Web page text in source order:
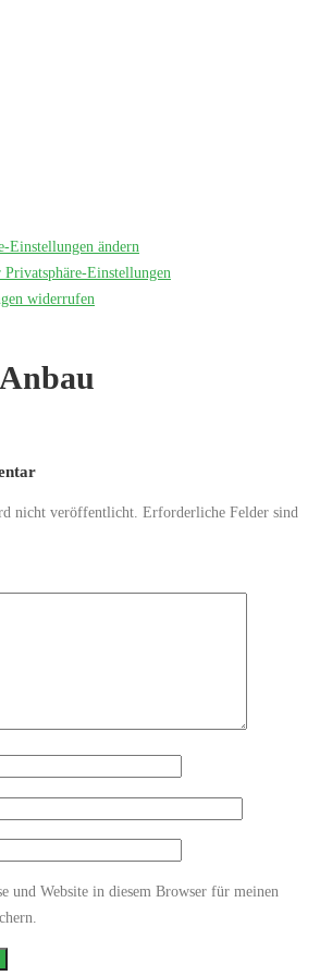
Einstellungen ändern
Einstellungen
widerrufen
nicht veröffentlicht. Erforderliche Felder sind
und Website in diesem Browser für meinen